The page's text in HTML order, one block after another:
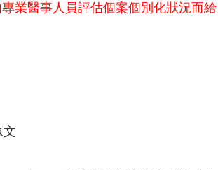
業醫事人員評估個案個別化狀況而給
文